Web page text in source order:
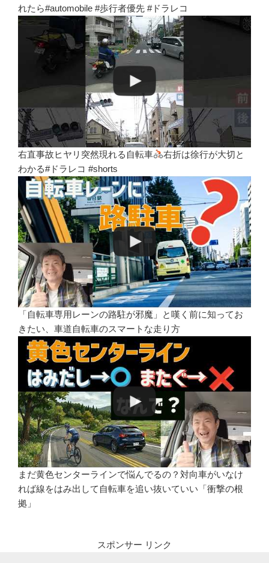
れたら#automobile #歩行者優先 #ドラレコ
右直事故ヒヤリ突然現れる自転車
右折は徐行が大切と
わかる#ドラレコ #shorts
「自転車専用レーンの路駐が邪魔」と嘆く前に知ってお
きたい、車道自転車のスマートな走り方
まだ黄色センターラインで悩んでるの？対向車がいなけ
れば線をはみ出して自転車を追い抜いていい「衝撃の根
拠」
スポンサー リンク